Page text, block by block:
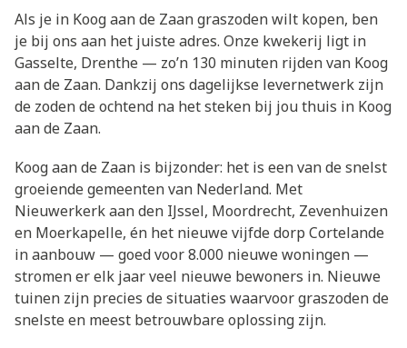
Als je in Koog aan de Zaan graszoden wilt kopen, ben
je bij ons aan het juiste adres. Onze kwekerij ligt in
Gasselte, Drenthe — zo’n 130 minuten rijden van Koog
aan de Zaan. Dankzij ons dagelijkse levernetwerk zijn
de zoden de ochtend na het steken bij jou thuis in Koog
aan de Zaan.
Koog aan de Zaan is bijzonder: het is een van de snelst
groeiende gemeenten van Nederland. Met
Nieuwerkerk aan den IJssel, Moordrecht, Zevenhuizen
en Moerkapelle, én het nieuwe vijfde dorp Cortelande
in aanbouw — goed voor 8.000 nieuwe woningen —
stromen er elk jaar veel nieuwe bewoners in. Nieuwe
tuinen zijn precies de situaties waarvoor graszoden de
snelste en meest betrouwbare oplossing zijn.